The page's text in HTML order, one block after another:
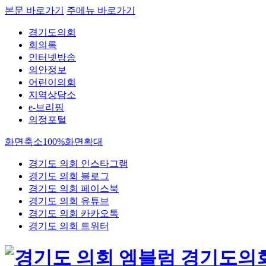
본문 바로가기 주메뉴 바로가기
경기도의회
회의록
인터넷방송
의안정보
어린이의회
지역상담소
e-브리핑
의정포털
화면축소100%화면확대
경기도 의회 인스타그램
경기도 의회 블로그
경기도 의회 페이스북
경기도 의회 유튜브
경기도 의회 카카오톡
경기도 의회 트위터
경기도의